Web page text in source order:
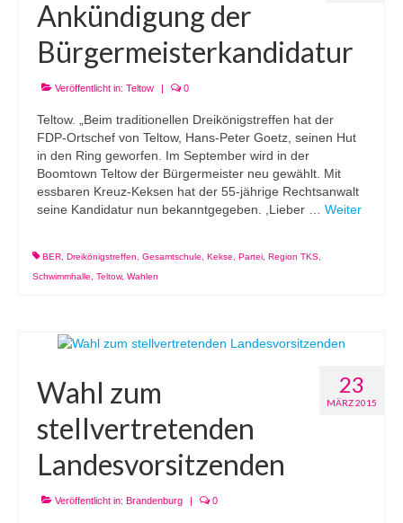
Ankündigung der
Bürgermeisterkandidatur
Veröffentlicht in: Teltow 0
Teltow. „Beim traditionellen Dreikönigstreffen hat der
FDP-Ortschef von Teltow, Hans-Peter Goetz, seinen Hut
in den Ring geworfen. Im September wird in der
Boomtown Teltow der Bürgermeister neu gewählt. Mit
essbaren Kreuz-Keksen hat der 55-jährige Rechtsanwalt
seine Kandidatur nun bekanntgegeben. ,Lieber … Weiter
BER, Dreikönigstreffen, Gesamtschule, Kekse, Partei, Region TKS,
Schwimmhalle, Teltow, Wahlen
23
MÄRZ 2015
Wahl zum
stellvertretenden
Landesvorsitzenden
Veröffentlicht in: Brandenburg | 0